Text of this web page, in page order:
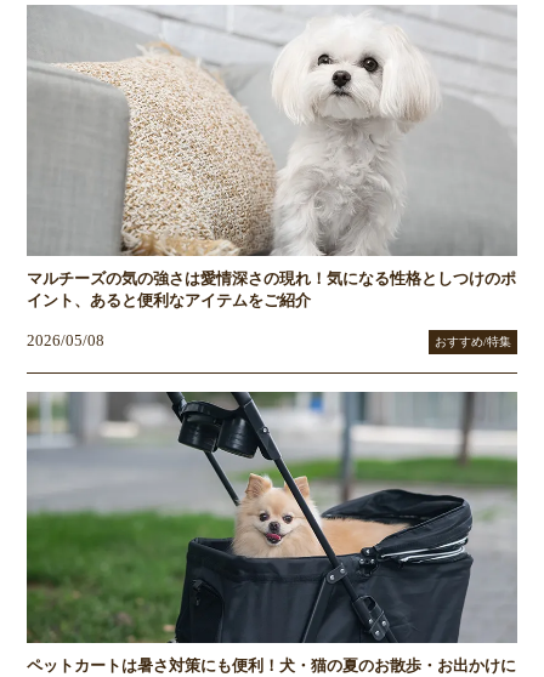
マルチーズの気の強さは愛情深さの現れ！気になる性格としつけのポ
イント、あると便利なアイテムをご紹介
2026/05/08 おすすめ/特集
ペットカートは暑さ対策にも便利！犬・猫の夏のお散歩・お出かけに